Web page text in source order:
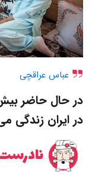
عباس عراقچی
در حال حاضر
در ایران زندگی
نادرست